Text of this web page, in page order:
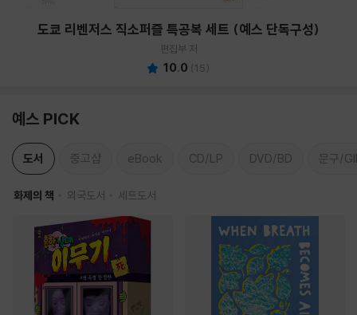
도쿄 리벤저스 직소퍼즐 특공복 세트 (예스 단독구성)
편집부 저
10.0 (15)
예스 PICK
도서 중고샵 eBook CD/LP DVD/BD 문구/
화제의 책 외국도서 세트도서